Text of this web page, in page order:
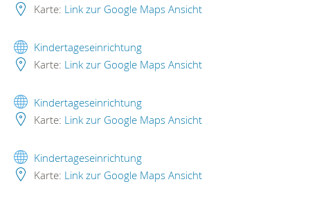
Karte: Link zur Google Maps Ansicht
Kindertageseinrichtung
Karte: Link zur Google Maps Ansicht
Kindertageseinrichtung
Karte: Link zur Google Maps Ansicht
Kindertageseinrichtung
Karte: Link zur Google Maps Ansicht